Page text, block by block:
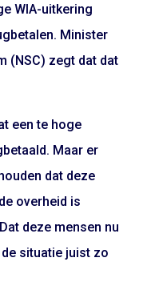
WIA-uitkering
Minister
(NSC) zegt dat dat
een te hoge
Maar er
dat deze
overheid is
deze mensen nu
situatie juist zo